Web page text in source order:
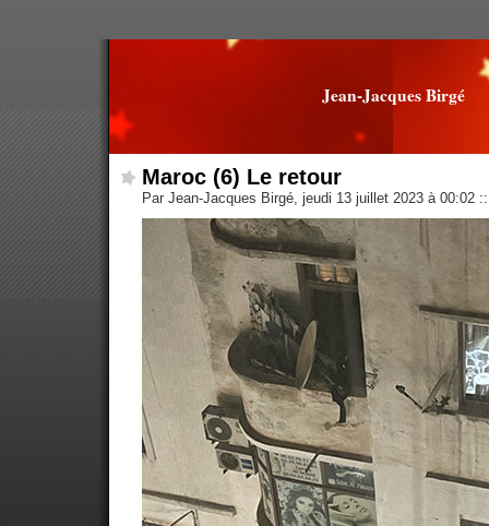
Jean-Jacques Birgé
Maroc (6) Le retour
Par Jean-Jacques Birgé, jeudi 13 juillet 2023 à 00:02 ::